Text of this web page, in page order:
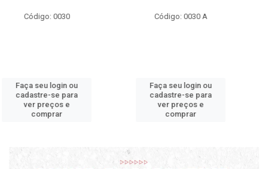
Código: 0030 A
Faça seu login ou
cadastre-se para
ver preços e
comprar
Código: 4990
Faça seu login ou
cadastre-se para
ver preços e
comprar